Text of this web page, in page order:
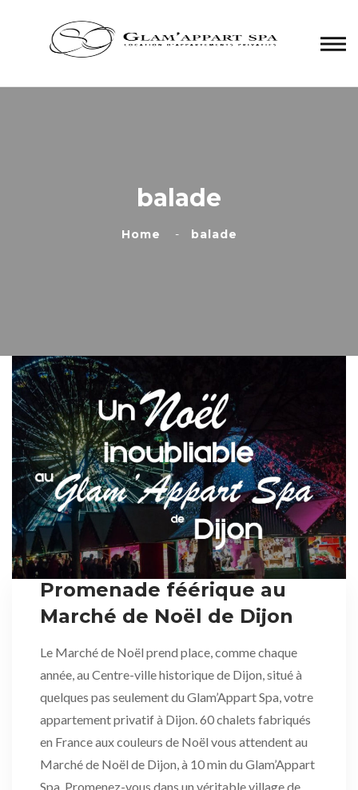
balade
Home balade
Promenade féérique au
Marché de Noël de Dijon
Le Marché de Noël prend place, comme chaque
année, au Centre-ville historique de Dijon, situé à
quelques pas seulement du Glam’Appart Spa, votre
appartement privatif à Dijon. 60 chalets fabriqués
en France aux couleurs de Noël vous attendent au
Marché de Noël de Dijon, à 10 min du Glam’Appart
Spa. Promenez-vous dans un véritable village de